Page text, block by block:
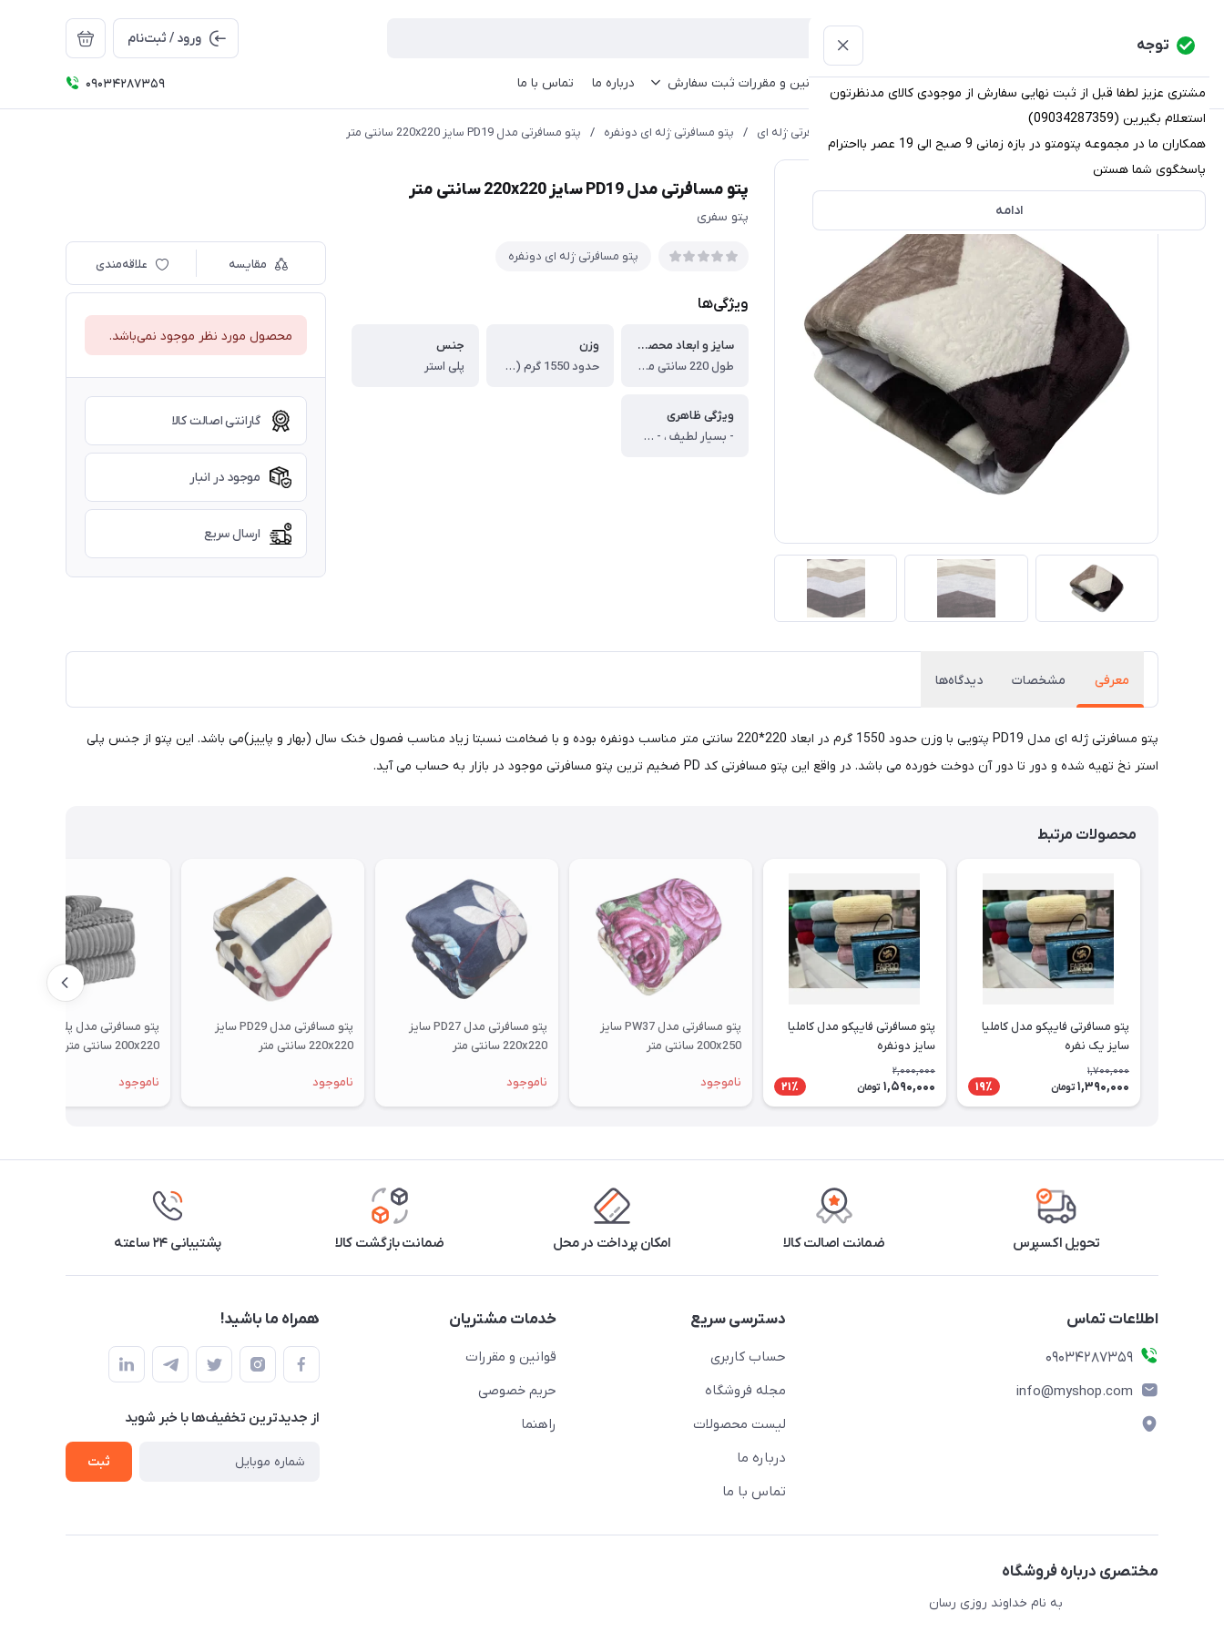
توجه
مشتری عزیز لطفا قبل از ثبت نهایی سفارش از موجودی کالای مدنظرتون
استعلام بگیرین (09034287359)
همکاران ما در مجموعه پتومتو در بازه زمانی 9 صبح الی 19 عصر بااحترام
پاسخگوی شما هستن
ادامه
ورود / ثبت‌نام
دسته‌بندی کالاها خانه دسته بندی محصولات قوانین و مقررات ثبت سفارش درباره ما تماس با ما 09034287359
پتو مسافرتی ژله ای / پتو مسافرتی ژله ای دونفره / پتو مسافرتی مدل PD19 سایز 220x220 سانتی متر
پتو مسافرتی مدل PD19 سایز 220x220 سانتی متر
پتو سفری
پتو مسافرتی ژله ای دونفره
ویژگی‌ها
سایز و ابعاد محصول
طول 220 سانتی متر (دو متر و بیست سانتی متر) ، عرض پتو 220 سانتی متر(دو متر و بیست سانتی متر) ، ضخامت: ضخیم ترین پتو مسافرتی موجود در بازار
وزن
حدود 1550 گرم (یک کیلو و نیم)
جنس
پلی استر
ویژگی ظاهری
- بسیار لطیف ، - ضخیم مناسب فصول خنک سال
مقایسه علاقه‌مندی
محصول مورد نظر موجود نمی‌باشد.
گارانتی اصالت کالا
موجود در انبار
ارسال سریع
معرفی مشخصات دیدگاه‌ها
پتو مسافرتی ژله ای مدل PD19 پتویی با وزن حدود 1550 گرم در ابعاد 220*220 سانتی متر مناسب دونفره بوده و با ضخامت نسبتا زیاد مناسب فصول خنک سال (بهار و پاییز)می باشد. این پتو از جنس پلی
استر نخ تهیه شده و دور تا دور آن دوخت خورده می باشد. در واقع این پتو مسافرتی کد PD ضخیم ترین پتو مسافرتی موجود در بازار به حساب می آید.
محصولات مرتبط
پتو مسافرتی فایپکو مدل کاملیا
سایز یک نفره
1,700,000
1,390,000 تومان 19٪
پتو مسافرتی فایپکو مدل کاملیا
سایز دونفره
2,000,000
1,590,000 تومان 21٪
پتو مسافرتی مدل PW37 سایز
200x250 سانتی متر
ناموجود
پتو مسافرتی مدل PD27 سایز
220x220 سانتی متر
ناموجود
پتو مسافرتی مدل PD29 سایز
220x220 سانتی متر
ناموجود
پتو مسافرتی مدل پلیسه سایز
200x220 سانتی متر
ناموجود
تحویل اکسپرس ضمانت اصالت کالا امکان پرداخت در محل ضمانت بازگشت کالا پشتیبانی ۲۴ ساعته
اطلاعات تماس
09034287359
info@myshop.com
دسترسی سریع
حساب کاربری
مجله فروشگاه
لیست محصولات
درباره ما
تماس با ما
خدمات مشتریان
قوانین و مقررات
حریم خصوصی
راهنما
همراه ما باشید!
از جدید‌ترین تخفیف‌ها با‌ خبر شوید
ثبت
مختصری درباره فروشگاه
به نام خداوند روزی رسان